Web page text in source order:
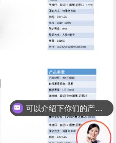
可以介绍下你们的产品么